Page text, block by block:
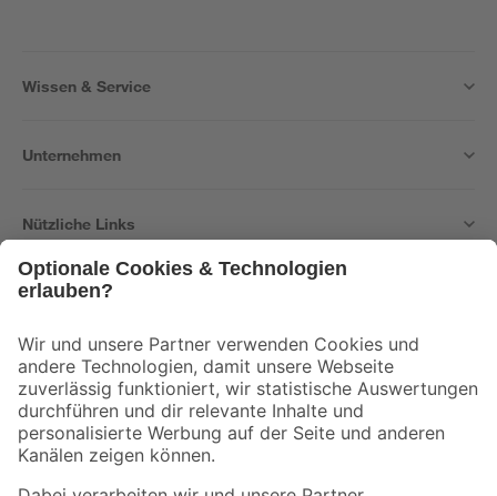
Wissen & Service
Unternehmen
Nützliche Links
Der toom Newsletter: Keine Angebote und Aktionen mehr verpassen!
Zur Newsletter Anmeldung
Folge uns